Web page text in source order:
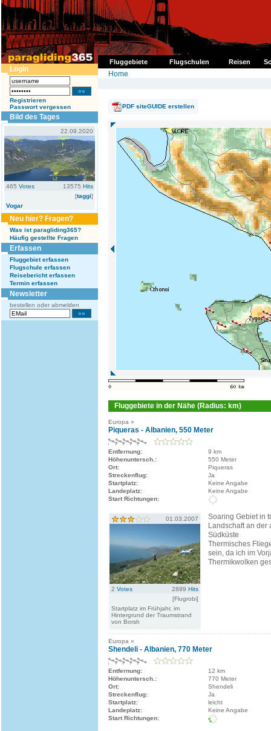
Fluggebiete Flugschulen Reisen
Login
Registrieren
Passwort vergessen
Bild des Tages
22.09.2020
465 Votes 13575 Hits
[taggi]
Vogar
Neu hier? Fragen?
Was ist paragliding365?
Häufig gestellte Fragen
Erfassen
Fluggebiet erfassen
Flugschule erfassen
Reisebericht erfassen
Termin erfassen
Newsletter
bestellen oder abmelden
Home
PDF siteGUIDE erstellen
Fluggebiete in der Nähe (Radius: km)
Europa »
Piqueras - Albanien, 550 Meter
Entfernung:
9 km
Höhenuntersch.:
550 Meter
Ort:
Piqueras
Streckenflug:
Ja
Startplatz:
Keine Angabe
Landeplatz:
Keine Angabe
Start Richtungen:
01.03.2007
2 Votes 2899 Hits
[Flugrobi]
Startplatz im Frühjahr, im
Hintergrund der Traumstrand
von Borsh
Soaring Gebiet in
Landschaft an der
Südküste
Thermisches
sein, da ich im
Thermikwolken
Europa »
Shendeli - Albanien, 770 Meter
Entfernung:
12 km
Höhenuntersch.:
770 Meter
Ort:
Shendeli
Streckenflug:
Ja
Startplatz:
leicht
Landeplatz:
Keine Angabe
Start Richtungen: